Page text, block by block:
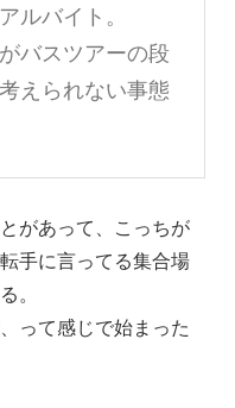
ルバイト。
バスツアーの段
えられない事態
があって、こっちが
手に言ってる集合場
。
って感じで始まった